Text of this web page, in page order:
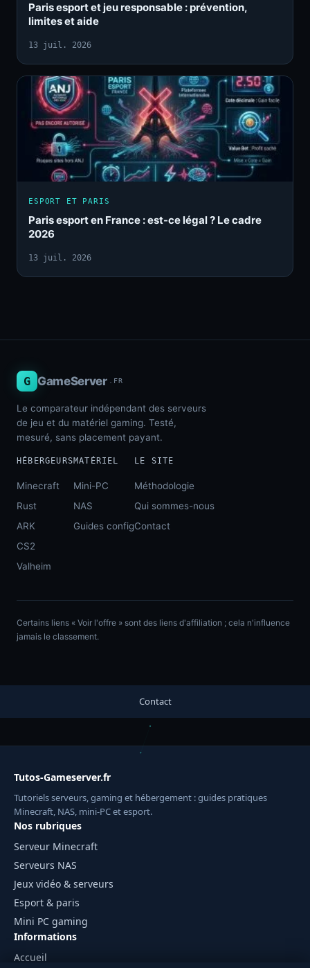
Paris esport et jeu responsable : prévention,
limites et aide
13 juil. 2026
ESPORT ET PARIS
Paris esport en France : est-ce légal ? Le cadre
2026
13 juil. 2026
G GameServer .FR
Le comparateur indépendant des serveurs
de jeu et du matériel gaming. Testé,
mesuré, sans placement payant.
HÉBERGEURS
Minecraft
Rust
ARK
CS2
Valheim
MATÉRIEL
Mini-PC
NAS
Guides config
LE SITE
Méthodologie
Qui sommes-nous
Contact
Certains liens « Voir l'offre » sont des liens d'affiliation ; cela n'influence
jamais le classement.
Contact
Tutos-Gameserver.fr
Tutoriels serveurs, gaming et hébergement : guides pratiques
Minecraft, NAS, mini-PC et esport.
Nos rubriques
Serveur Minecraft
Serveurs NAS
Jeux vidéo & serveurs
Esport & paris
Mini PC gaming
Informations
Accueil